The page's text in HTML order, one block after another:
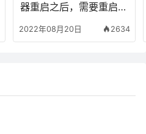
器重启之后，需要重启的
2022年08月20日 2634